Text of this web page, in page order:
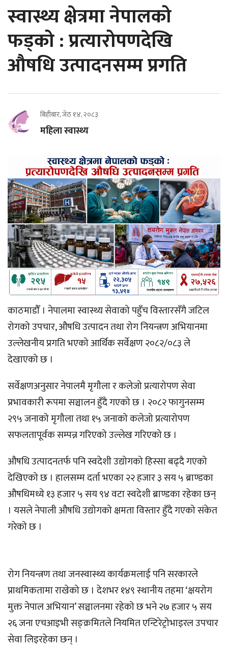
स्वास्थ्य क्षेत्रमा नेपालको
फड्को : प्रत्यारोपणदेखि
औषधि उत्पादनसम्म प्रगति
बिहीबार, जेठ १४, २०८३
महिला स्वास्थ्य
काठमाडौँ । नेपालमा स्वास्थ्य सेवाको पहुँच विस्तारसँगै जटिल
रोगको उपचार, औषधि उत्पादन तथा रोग नियन्त्रण अभियानमा
उल्लेखनीय प्रगति भएको आर्थिक सर्वेक्षण २०८२/०८३ ले
देखाएको छ ।
सर्वेक्षणअनुसार नेपालमै मृगौला र कलेजो प्रत्यारोपण सेवा
प्रभावकारी रूपमा सञ्चालन हुँदै गएको छ । २०८२ फागुनसम्म
२९५ जनाको मृगौला तथा १५ जनाको कलेजो प्रत्यारोपण
सफलतापूर्वक सम्पन्न गरिएको उल्लेख गरिएको छ ।
औषधि उत्पादनतर्फ पनि स्वदेशी उद्योगको हिस्सा बढ्दै गएको
देखिएको छ । हालसम्म दर्ता भएका २२ हजार ३ सय ५ ब्राण्डका
औषधिमध्ये १३ हजार ५ सय ९४ वटा स्वदेशी ब्राण्डका रहेका छन्
। यसले नेपाली औषधि उद्योगको क्षमता विस्तार हुँदै गएको संकेत
गरेको छ ।
रोग नियन्त्रण तथा जनस्वास्थ्य कार्यक्रमलाई पनि सरकारले
प्राथमिकतामा राखेको छ । देशभर १४९ स्थानीय तहमा ‘क्षयरोग
मुक्त नेपाल अभियान’ सञ्चालनमा रहेको छ भने २७ हजार ५ सय
२६ जना एचआइभी सङ्क्रमितले नियमित एन्टिरेट्रोभाइरल उपचार
सेवा लिइरहेका छन् ।